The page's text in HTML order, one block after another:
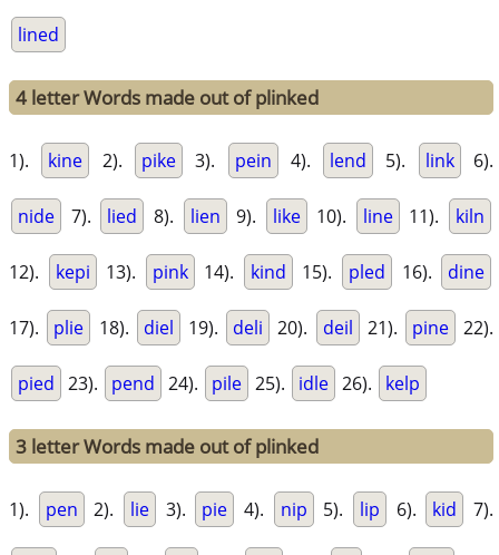
lined
4 letter Words made out of plinked
1). kine 2). pike 3). pein 4). lend 5). link 6).
nide 7). lied 8). lien 9). like 10). line 11). kiln
12). kepi 13). pink 14). kind 15). pled 16). dine
17). plie 18). diel 19). deli 20). deil 21). pine 22).
pied 23). pend 24). pile 25). idle 26). kelp
3 letter Words made out of plinked
1). pen 2). lie 3). pie 4). nip 5). lip 6). kid 7).